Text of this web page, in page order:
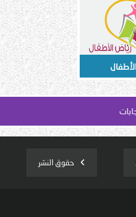
حقوق النشر